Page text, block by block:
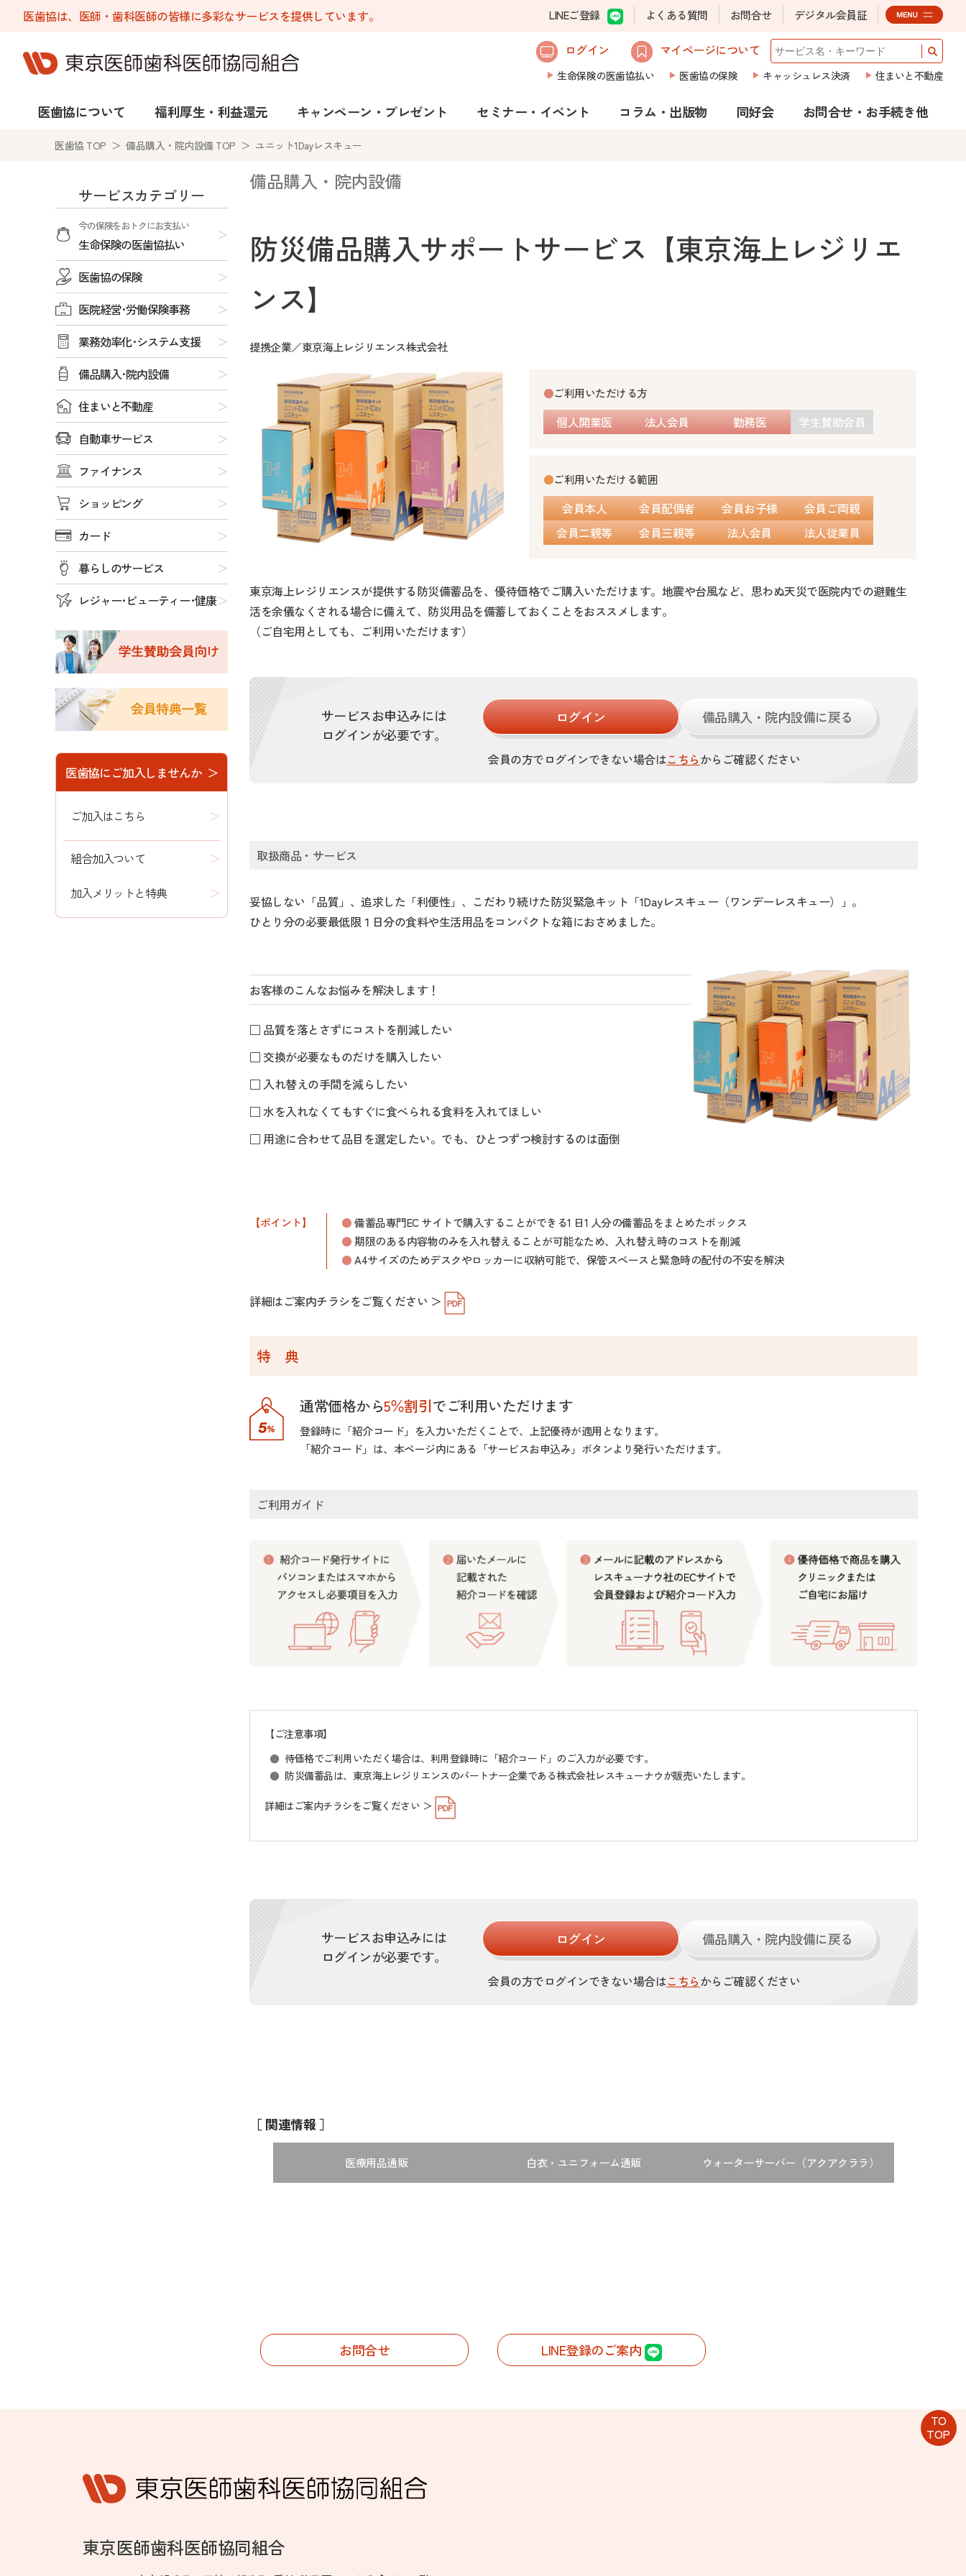
医歯協は、医師・歯科医師の皆様に多彩なサービスを提供しています。 LINEご登録 よくある質問 お問合せ デジタル会員証
ログイン マイページについて
生命保険の医歯協払い 医歯協の保険 キャッシュレス決済 住まいと不動産
医歯協について 福利厚生・利益還元 キャンペーン・プレゼント セミナー・イベント コラム・出版物 同好会 お問合せ・お手続き他
医歯協 TOP ＞備品購入・院内設備 TOP ＞ ユニット1Dayレスキュー
サービスカテゴリー
今の保険をおトクにお支払い
生命保険の医歯協払い
医歯協の保険
医院経営･労働保険事務
業務効率化･システム支援
備品購入･院内設備
住まいと不動産
自動車サービス
ファイナンス
ショッピング
カード
暮らしのサービス
レジャー･ビューティー･健康
医歯協にご加入しませんか ＞
ご加入はこちら
組合加入ついて
加入メリットと特典
備品購入・院内設備
防災備品購入サポートサービス【東京海上レジリエ
ンス】
提携企業／東京海上レジリエンス株式会社
●ご利用いただける方
個人開業医 法人会員 勤務医 学生賛助会員
●ご利用いただける範囲
会員本人 会員配偶者 会員お子様
会員ご両親
会員二親等
会員三親等 法人会員 法人従業員
東京海上レジリエンスが提供する防災備蓄品を、優待価格でご購入いただけます。地震や台風など、思わぬ天災で医院内での避難生
活を余儀なくされる場合に備えて、防災用品を備蓄しておくことをおススメします。
（ご自宅用としても、ご利用いただけます）
サービスお申込みには
ログインが必要です。
ログイン 備品購入・院内設備に戻る
会員の方でログインできない場合はこちらからご確認ください
取扱商品・サービス
妥協しない「品質」、追求した「利便性」、こだわり続けた防災緊急キット「1Dayレスキュー（ワンデーレスキュー）」。
ひとり分の必要最低限１日分の食料や生活用品をコンパクトな箱におさめました。
お客様のこんなお悩みを解決します！
□ 品質を落とさずにコストを削減したい
□ 交換が必要なものだけを購入したい
□ 入れ替えの手間を減らしたい
□ 水を入れなくてもすぐに食べられる食料を入れてほしい
□ 用途に合わせて品目を選定したい。でも、ひとつずつ検討するのは面倒
【ポイント】
備蓄品専門EC サイトで購入することができる1 日1 人分の備蓄品をまとめたボックス
期限のある内容物のみを入れ替えることが可能なため、入れ替え時のコストを削減
A4サイズのためデスクやロッカーに収納可能で、保管スペースと緊急時の配付の不安を解決
詳細はご案内チラシをご覧ください ＞
特 典
通常価格から5％割引でご利用いただけます
登録時に「紹介コード」を入力いただくことで、上記優待が適用となります。
「紹介コード」は、本ページ内にある「サービスお申込み」ボタンより発行いただけます。
ご利用ガイド
【ご注意事項】
待価格でご利用いただく場合は、利用登録時に「紹介コード」のご入力が必要です。
防災備蓄品は、東京海上レジリエンスのパートナー企業である株式会社レスキューナウが販売いたします。
詳細はご案内チラシをご覧ください ＞
サービスお申込みには
ログインが必要です。
ログイン 備品購入・院内設備に戻る
会員の方でログインできない場合はこちらからご確認ください
［ 関連情報 ］
医療用品通販 白衣・ユニフォーム通販 ウォーターサーバー（アクアクララ）
お問合せ LINE登録のご案内
TO
TOP
東京医師歯科医師協同組合